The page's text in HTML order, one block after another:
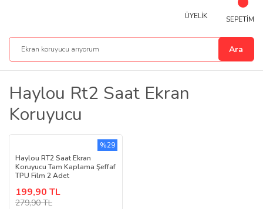
Ara
ÜYELİK SEPETİM
Haylou Rt2 Saat Ekran
Koruyucu
Haylou RT2 Saat Ekran
Koruyucu Tam Kaplama Şeffaf
TPU Film 2 Adet
199,90 TL
279,90 TL
%29